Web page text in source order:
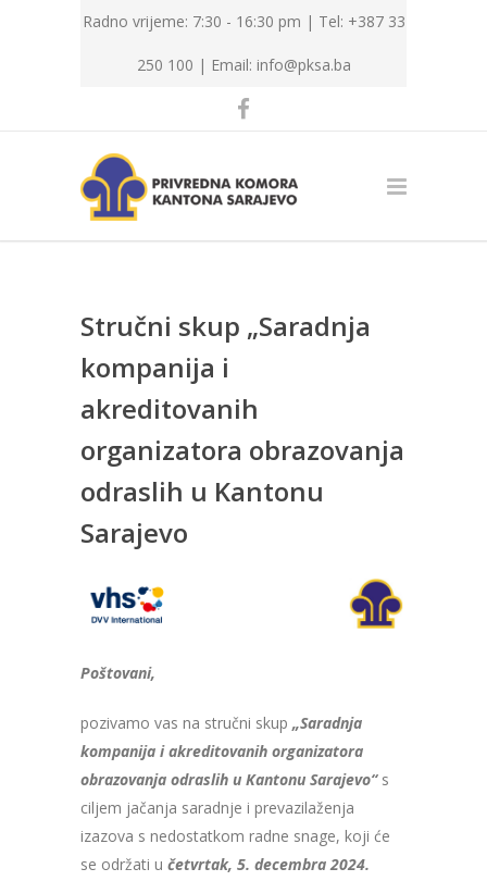
Radno vrijeme: 7:30 - 16:30 pm | Tel: +387 33
250 100 | Email: info@pksa.ba
Stručni skup „Saradnja
kompanija i
akreditovanih
organizatora obrazovanja
odraslih u Kantonu
Sarajevo
Poštovani,
pozivamo vas na stručni skup „Saradnja
kompanija i akreditovanih organizatora
obrazovanja odraslih u Kantonu Sarajevo“s
ciljem jačanja saradnje i prevazilaženja
izazova s nedostatkom radne snage, koji će
se održati u četvrtak, 5. decembra 2024.